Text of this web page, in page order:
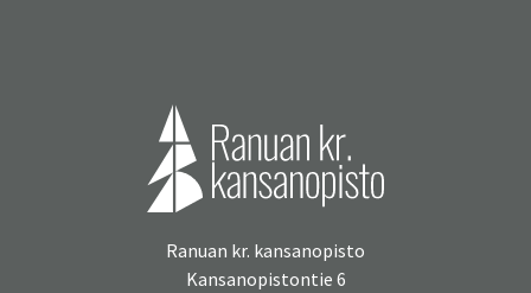
Ranuan kr. kansanopisto
Kansanopistontie 6